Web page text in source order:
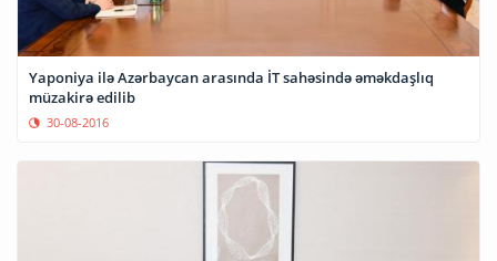
Yaponiya ilə Azərbaycan arasında İT sahəsində əməkdaşlıq
müzakirə edilib
30-08-2016